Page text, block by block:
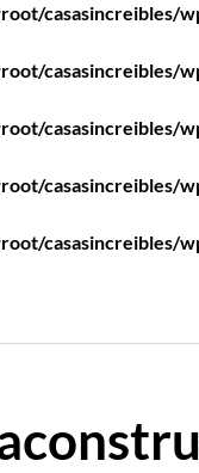
casasincreibles/
casasincreibles/
casasincreibles/
casasincreibles/
casasincreibles/